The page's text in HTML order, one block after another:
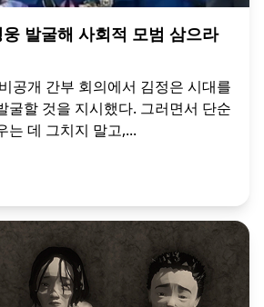
발굴해 사회적 모범 삼으라
공개 간부 회의에서 김정은 시대를
굴할 것을 지시했다. 그러면서 단순
는 데 그치지 말고,...